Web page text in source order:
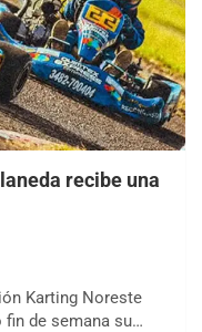
recibe una
Karting Noreste
de semana su…